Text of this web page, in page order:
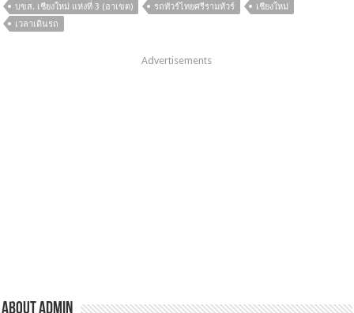
บขส. เชียงใหม่ แห่งที่ 3 (อาเขต)
รถทัวร์ไทยศรีรามทัวร์
เชียงใหม่
เวลาเดินรถ
Advertisements
About admin